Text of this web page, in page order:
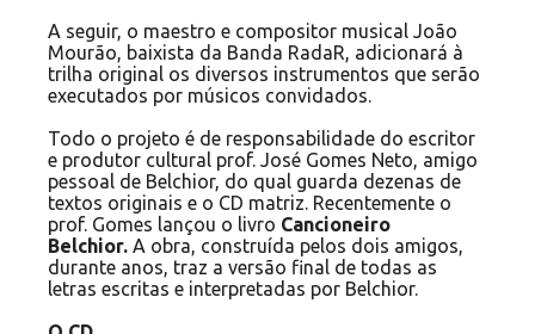
A seguir, o maestro e compositor musical João
Mourão, baixista da Banda RadaR, adicionará à
trilha original os diversos instrumentos que serão
executados por músicos convidados.
Todo o projeto é de responsabilidade do escritor
e produtor cultural prof. José Gomes Neto, amigo
pessoal de Belchior, do qual guarda dezenas de
textos originais e o CD matriz. Recentemente o
prof. Gomes lançou o livro Cancioneiro
Belchior. A obra, construída pelos dois amigos,
durante anos, traz a versão final de todas as
letras escritas e interpretadas por Belchior.